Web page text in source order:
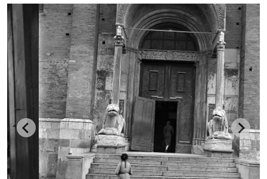
SEZIONI
CERCA